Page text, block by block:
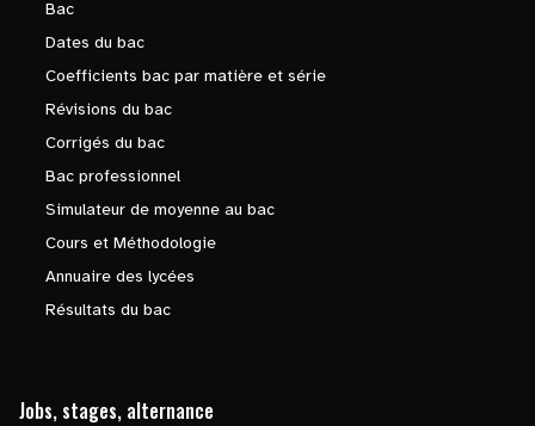
Bac
Dates du bac
Coefficients bac par matière et série
Révisions du bac
Corrigés du bac
Bac professionnel
Simulateur de moyenne au bac
Cours et Méthodologie
Annuaire des lycées
Résultats du bac
Jobs, stages, alternance